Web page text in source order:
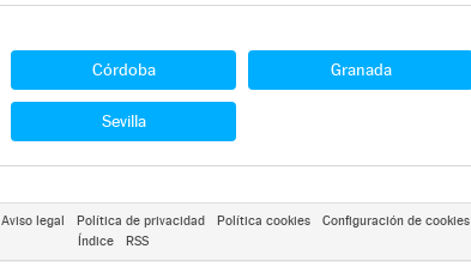
Córdoba Granada
Sevilla
Aviso legal Política de privacidad Política cookies Configuración de cookies
Índice
RSS